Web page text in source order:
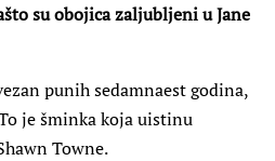
su obojica zaljubljeni u Jane
punih sedamnaest godina,
je šminka koja uistinu
Towne.